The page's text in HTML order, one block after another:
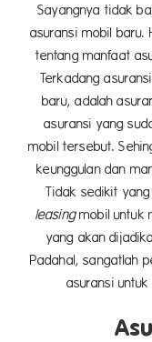
Sayangnya tidak
asuransi mobil baru.
tentang manfaat
Terkadang
baru, adalah
asuransi yang
mobil tersebut.
keunggulan dan
Tidak sedikit
leasingmobil untuk
yang akan
Padahal, sangatlah
asuransi